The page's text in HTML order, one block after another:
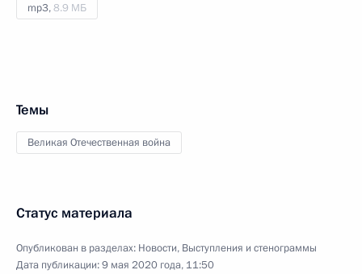
mp3,8.9 МБ
Темы
Великая Отечественная война
Статус материала
Опубликован в разделах: Новости, Выступления и стенограммы
Дата публикации:9 мая 2020 года, 11:50